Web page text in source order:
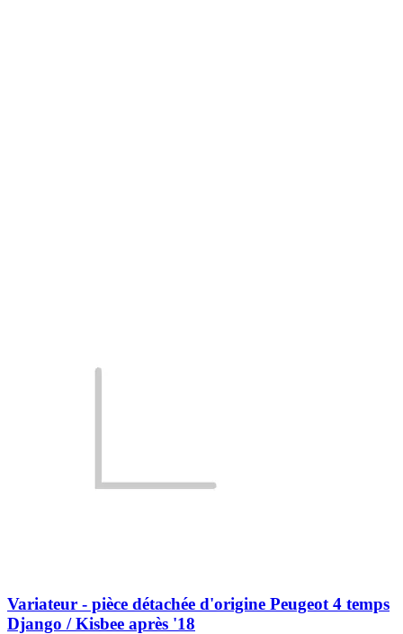
Variateur - pièce détachée d'origine Peugeot 4 temps
Django / Kisbee après '18